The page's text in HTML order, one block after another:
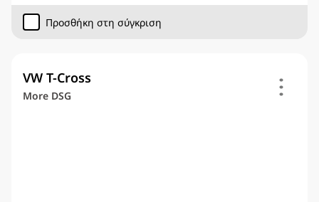
Προσθήκη στη σύγκριση
VW T-Cross
More DSG